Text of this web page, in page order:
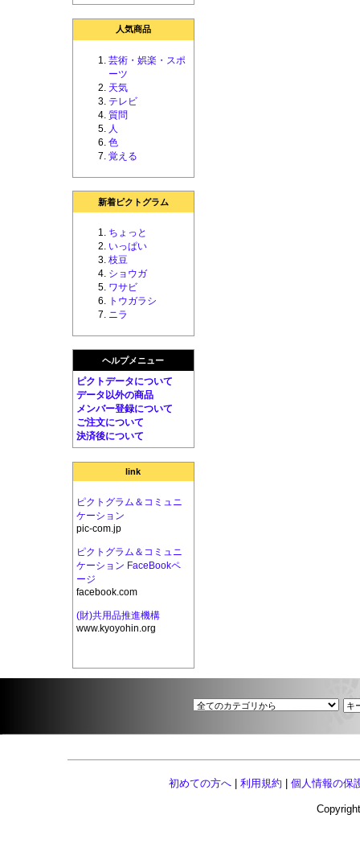
人気商品
芸術・娯楽・スポ
ーツ
天気
テレビ
質問
人
色
覚える
新着ピクトグラム
ちょっと
いっぱい
枝豆
ショウガ
ワサビ
トウガラシ
ニラ
ヘルプメニュー
ピクトデータについて
データ以外の商品
メンバー登録について
ご注文について
決済後について
link
ピクトグラム＆コミュニ
ケーション
pic-com.jp
ピクトグラム＆コミュニ
ケーション FaceBookペ
ージ
facebook.com
(財)共用品推進機構
www.kyoyohin.org
初めての方へ 利用規約 個人情報の保